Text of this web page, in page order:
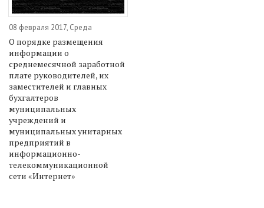
08 февраля 2017, Среда
О порядке размещения
информации о
среднемесячной заработной
плате руководителей, их
заместителей и главных
бухгалтеров
муниципальных
учреждений и
муниципальных унитарных
предприятий в
информационно-
телекоммуникационной
сети «Интернет»